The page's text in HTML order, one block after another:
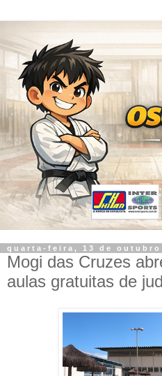
quarta-feira, 13 de outubro
Mogi das Cruzes
aulas gratuitas de